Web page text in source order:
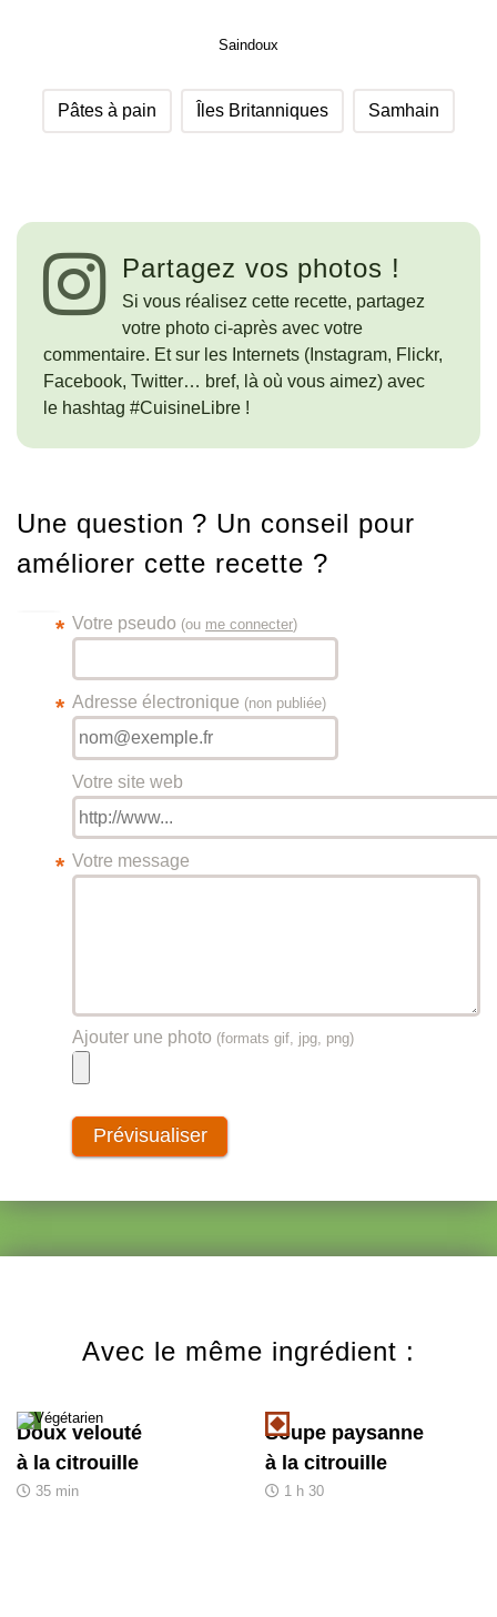
Saindoux
Pâtes à pain Îles Britanniques Samhain
Partagez vos photos !
Si vous réalisez cette recette, partagez
votre photo ci-après avec votre
commentaire. Et sur les Internets (Instagram, Flickr,
Facebook, Twitter… bref, là où vous aimez) avec
le hashtag #CuisineLibre !
Une question ? Un conseil pour
améliorer cette recette ?
Votre pseudo
* (ou me connecter)
Adresse électronique (non publiée)
*
Votre site web
Votre message
*
Ajouter une photo (formats gif, jpg, png)
Avec le même ingrédient :
Doux velouté
à la citrouille
35 min
Soupe paysanne
à la citrouille
1 h 30